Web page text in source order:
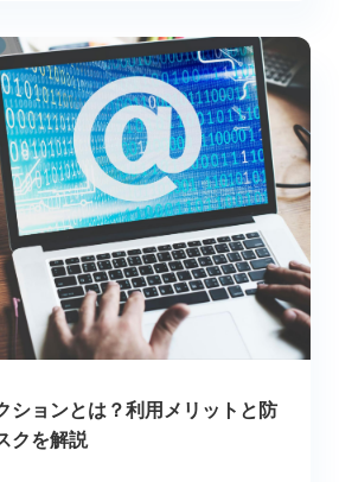
ションとは？利用メリットと防
クを解説